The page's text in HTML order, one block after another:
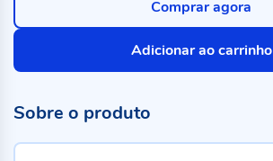
Adicionar ao carrinho
Comprar agora
Sobre o produto